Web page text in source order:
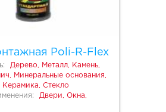
Poli-R-Flex
Дерево, Металл, Камень,
Минеральные основания,
Керамика, Стекло
Двери, Окна,